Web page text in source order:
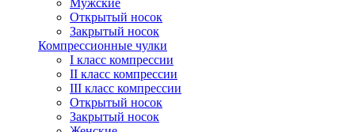
Мужские
Открытый носок
Закрытый носок
Компрессионные чулки
I класс компрессии
II класс компрессии
III класс компрессии
Открытый носок
Закрытый носок